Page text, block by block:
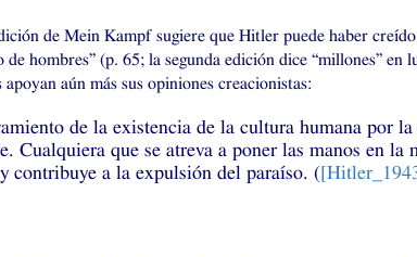
de Mein Kampf sugiere que Hitler puede haber
de hombres” (p. 65; la segunda edición dice “millones”
apoyan aún más sus opiniones creacionistas:
de la existencia de la cultura humana por
Cualquiera que se atreva a poner las manos en
contribuye a la expulsión del paraíso. (